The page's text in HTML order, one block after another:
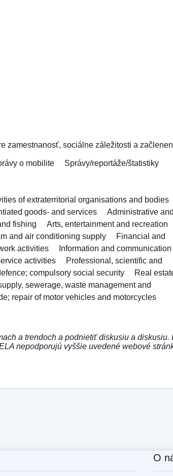
zamestnanosť, sociálne záležitosti a
o mobilite
Správy/reportáže/štatistiky
of extraterritorial organisations and bodies
goods- and services
Administrative and
fishing
Arts, entertainment and recreation
and air conditioning supply
Financial and
activities
Information and communication
activities
Professional, scientific and
compulsory social security
Real
sewerage, waste management and
repair of motor vehicles and motorcycles
a trendoch a podnietiť diskusiu a
nepodporujú vyššie uvedené webové
O